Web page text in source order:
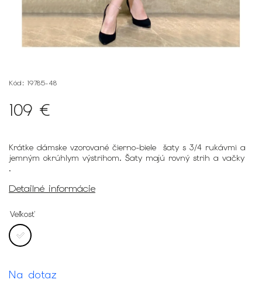
Kód: 19785-48
109 €
Krátke dámske vzorované čierno-biele šaty s 3/4 rukávmi a
jemným okrúhlym výstrihom. Šaty majú rovný strih a vačky
.
Detailné informácie
Veľkosť
Na dotaz